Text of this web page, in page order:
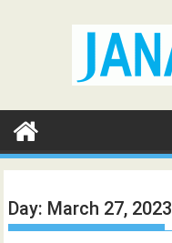
Day: March 27, 2023